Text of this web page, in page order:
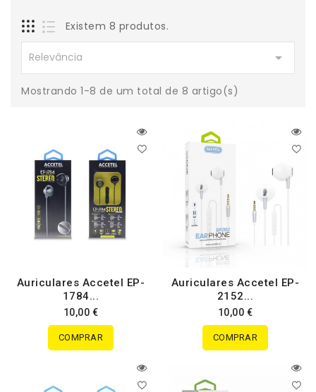
Existem 8 produtos.
Relevância 
Mostrando 1-8 de um total de 8 artigo(s)
Auriculares Accetel EP-
1784...
10,00 €
COMPRAR
Auriculares Accetel EP-
2152...
10,00 €
COMPRAR